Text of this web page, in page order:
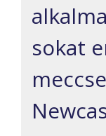
sokat